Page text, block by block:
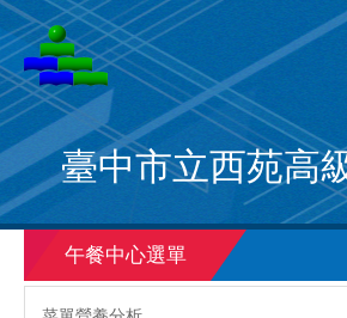
跳
到
主
要
內
容
區
臺中市立西苑高
午餐中心選單